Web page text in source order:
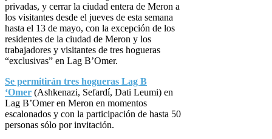
privadas, y cerrar la ciudad entera de Meron a
los visitantes desde el jueves de esta semana
hasta el 13 de mayo, con la excepción de los
residentes de la ciudad de Meron y los
trabajadores y visitantes de tres hogueras
“exclusivas” en Lag B’Omer.
Se permitirán tres hogueras Lag B
‘Omer (Ashkenazi, Sefardí, Dati Leumi) en
Lag B’Omer en Meron en momentos
escalonados y con la participación de hasta 50
personas sólo por invitación.